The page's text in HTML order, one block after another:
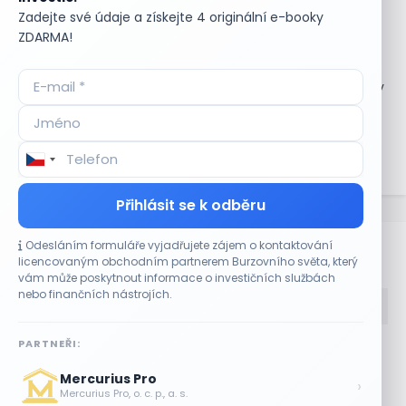
Zadejte své údaje a získejte 4 originální e-booky
ZDARMA!
Přihlásit se k odběru
Odesláním formuláře vyjadřujete zájem o kontaktování
licencovaným obchodním partnerem Burzovního světa, který
vám může poskytnout informace o investičních službách
nebo finančních nástrojích.
PARTNEŘI:
Mercurius Pro
Mercurius Pro, o. c. p., a. s. ›
diskontovány na současnou hodnotu pomocí určitého
diskontního míry. Diskontní míra odráží riziko spojené s
investicí a zahrnuje i alternativní příležitostní náklady.
DCF – burza je důležitým nástrojem pro určování hodnoty
finančních instrumentů na burze. Pomáhá investorům a
obchodníkům rozhodovat se, zda je daný finanční
instrument podhodnocený nebo předhodnocený na
základě očekávaných budoucích peněžních toků.
Bullionářův slovníček
Accumulate
ADR (Americké
depozitní certifikáty)